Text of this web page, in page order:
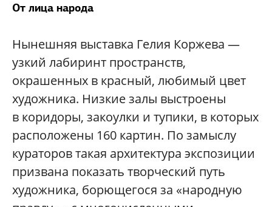
От лица народа
Нынешняя выставка Гелия Коржева —
узкий лабиринт пространств,
окрашенных в красный, любимый цвет
художника. Низкие залы выстроены
в коридоры, закоулки и тупики, в которых
расположены 160 картин. По замыслу
кураторов такая архитектура экспозиции
призвана показать творческий путь
художника, борющегося за «народную